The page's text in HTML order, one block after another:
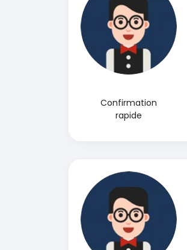
Confirmation
rapide